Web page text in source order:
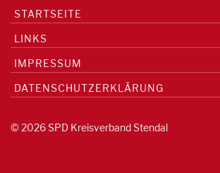
STARTSEITE
LINKS
IMPRESSUM
DATENSCHUTZERKLÄRUNG
© 2026 SPD Kreisverband Stendal